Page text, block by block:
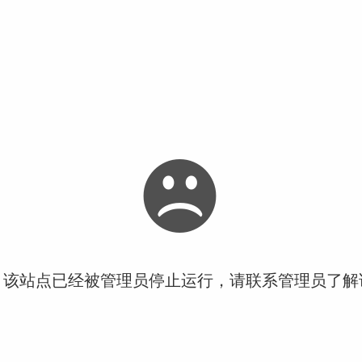
站点已经被管理员停止运行，请联系管理员了